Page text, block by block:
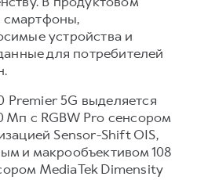
смартфоны,
устройства и
для потребителей
5G выделяется
с RGBW Pro сенсором
Sensor-Shift OIS,
и макрообъективом 108
MediaTek Dimensity